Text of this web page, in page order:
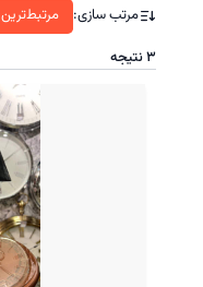
مرتب سازی: مرتبط‌ترین
۳نتیجه